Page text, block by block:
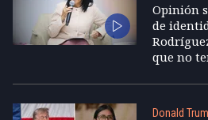
Opinión
de
que no
Donald